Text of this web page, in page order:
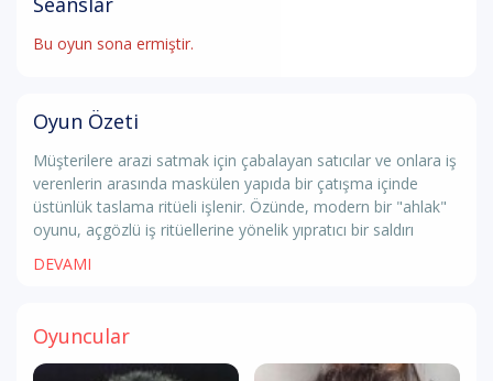
Bu oyun sona ermiştir.
Oyun Özeti
Müşterilere arazi satmak için çabalayan satıcılar ve onlara iş
verenlerin arasında maskülen yapıda bir çatışma içinde
üstünlük taslama ritüeli işlenir. Özünde, modern bir "ahlak"
oyunu, açgözlü iş ritüellerine yönelik yıpratıcı bir saldırı
DEVAMI
Oyuncular